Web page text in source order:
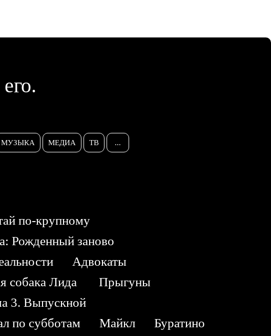
МУЗЫКА МЕДИА ТВ ...
по-крупному
Рожденный заново
Адвокаты
собака Лида
Прыгуны
3. Выпускной
по субботам
Майкл
Буратино